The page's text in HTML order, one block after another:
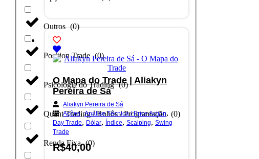
Outros (0)
Position Trade (0)
Psicologia do Trading (0)
Quant Trading / Robôs / Programação (0)
Renda Fixa (0)
O Mapa do Trade | Aliakyn
Pereira de Sá
Aliakyn Pereira de Sá
Ações,Análise Técnica / Price Action,
Day Trade, Dólar, Índice, Scalping, Swing
Trade
R$40,00